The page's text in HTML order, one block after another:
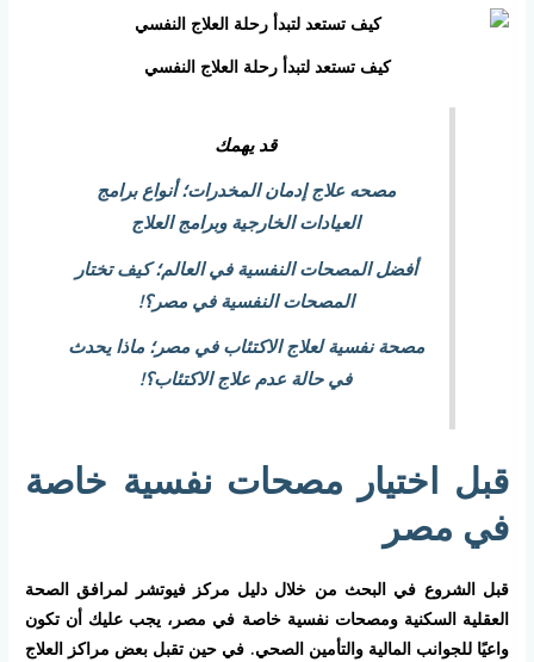
كيف تستعد لتبدأ رحلة العلاج النفسي
قد يهمك
مصحه علاج إدمان المخدرات؛ أنواع برامج
العيادات الخارجية وبرامج العلاج
أفضل المصحات النفسية في العالم؛ كيف تختار
المصحات النفسية في مصر؟!
مصحة نفسية لعلاج الاكتئاب في مصر؛ ماذا يحدث
في حالة عدم علاج الاكتئاب؟!
قبل اختيار مصحات نفسية خاصة
في مصر
قبل الشروع في البحث من خلال دليل مركز فيوتشر لمرافق الصحة
العقلية السكنية ومصحات نفسية خاصة في مصر، يجب عليك أن تكون
واعيًا للجوانب المالية والتأمين الصحي. في حين تقبل بعض مراكز العلاج